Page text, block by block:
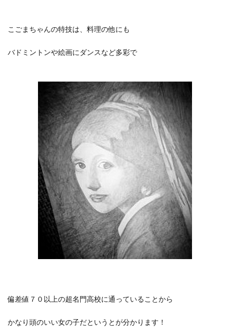
こごまちゃんの特技は、料理の他にも
バドミントンや絵画にダンスなど多彩で
偏差値７０以上の超名門高校に通っていることから
かなり頭のいい女の子だというとが分かります！